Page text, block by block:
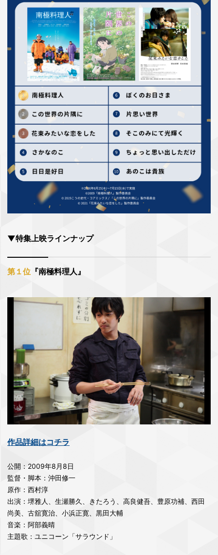
▼特集上映ラインナップ
第１位 『南極料理人』
作品詳細はコチラ
公開：2009年8月8日
監督・脚本：沖田修一
原作：西村淳
出演：堺雅人、生瀬勝久、きたろう、高良健吾、豊原功補、西田
尚美、古舘寛治、小浜正寛、黒田大輔
音楽：阿部義晴
主題歌：ユニコーン「サラウンド」